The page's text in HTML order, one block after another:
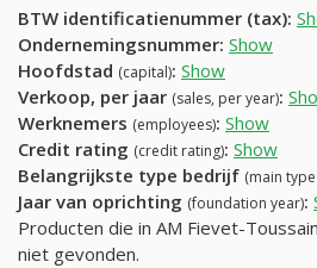
BTW identificatienummer (tax):
Ondernemingsnummer: Show
Hoofdstad (capital): Show
Verkoop, per jaar (sales, per year):
Werknemers (employees): Show
Credit rating (credit rating): Show
Belangrijkste type bedrijf (main
Jaar van oprichting (foundation year):
Producten die in AM Fievet-
niet gevonden.